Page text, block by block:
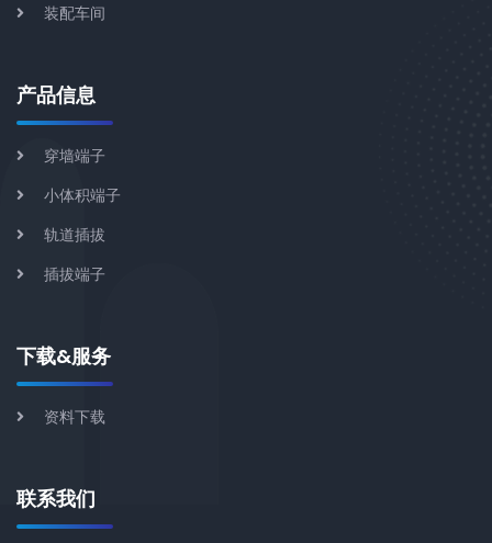
装配车间
产品信息
穿墙端子
小体积端子
轨道插拔
插拔端子
下载&服务
资料下载
联系我们